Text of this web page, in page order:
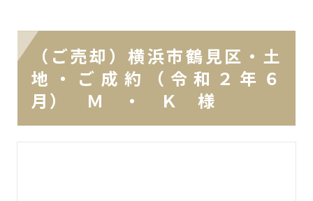
（ご売却）横浜市鶴見区・土
地・ご成約（令和２年６
月） Ｍ ・ Ｋ 様